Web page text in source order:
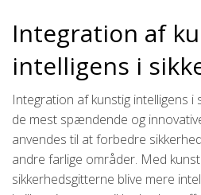
Integration af
intelligens i
Integration af kunstig intelligens
de mest spændende og
anvendes til at forbedre
andre farlige områder. Med
sikkerhedsgitterne blive mere